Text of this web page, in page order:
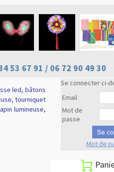
53 67 91 / 06 72 90 49 30
Se connecter ci-
Email
Mot de
passe
Se
Mot de
led, bâtons
tourniquet
lumineuse,
